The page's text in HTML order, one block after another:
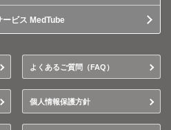
ービス MedTube
よくあるご質問（FAQ）
個人情報保護方針